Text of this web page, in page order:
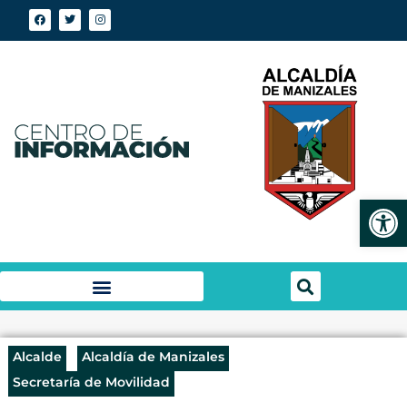
Alcalde
Alcaldía de Manizales
Secretaría de Movilidad